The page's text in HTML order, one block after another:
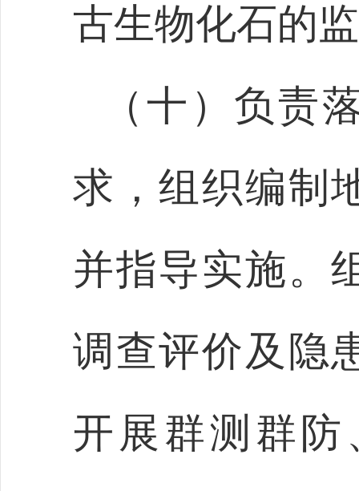
古生物化石的
（十）负责
求，组织编制
并指导实施。
调查评价及隐
开展群测群